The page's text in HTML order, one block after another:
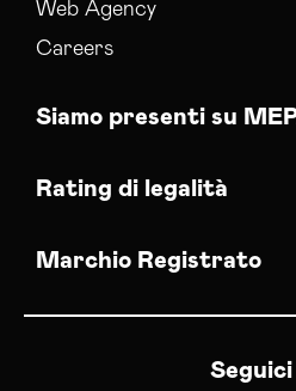
Web Agency
Careers
Siamo presenti su
Rating di legalità
Marchio Registrato
Seguici